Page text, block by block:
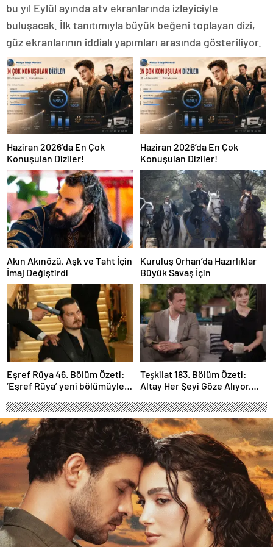
bu yıl Eylül ayında atv ekranlarında izleyiciyle
buluşacak. İlk tanıtımıyla büyük beğeni toplayan dizi,
güz ekranlarının iddialı yapımları arasında gösteriliyor.
Haziran 2026’da En Çok
Konuşulan Diziler!
Haziran 2026’da En Çok
Konuşulan Diziler!
Akın Akınözü, Aşk ve Taht İçin
İmaj Değiştirdi
Kuruluş Orhan’da Hazırlıklar
Büyük Savaş İçin
Eşref Rüya 46. Bölüm Özeti:
‘Eşref Rüya’ yeni bölümüyle
Teşkilat 183. Bölüm Özeti:
Altay Her Şeyi Göze Alıyor,